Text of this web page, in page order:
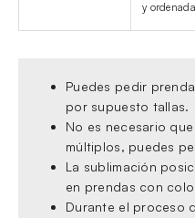
y
Puedes pedir
por supuesto tallas.
No es necesario
múltiplos, puedes
La sublimación
en prendas con
Durante el proceso